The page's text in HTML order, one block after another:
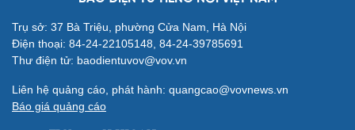
Trụ sở: 37 Bà Triệu, phường Cửa Nam, Hà Nội
Điện thoại: 84-24-22105148, 84-24-39785691
Thư điện tử: baodientuvov@vov.vn
Liên hệ quảng cáo, phát hành: quangcao@vovnews.vn
Báo giá quảng cáo